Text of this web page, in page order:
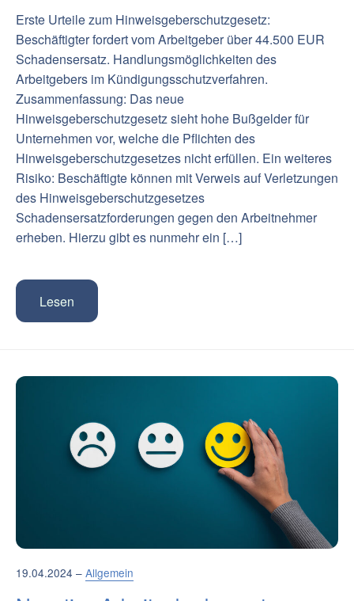
Erste Urteile zum Hinweisgeberschutzgesetz:
Beschäftigter fordert vom Arbeitgeber über 44.500 EUR
Schadensersatz. Handlungsmöglichkeiten des
Arbeitgebers im Kündigungsschutzverfahren.
Zusammenfassung: Das neue
Hinweisgeberschutzgesetz sieht hohe Bußgelder für
Unternehmen vor, welche die Pflichten des
Hinweisgeberschutzgesetzes nicht erfüllen. Ein weiteres
Risiko: Beschäftigte können mit Verweis auf Verletzungen
des Hinweisgeberschutzgesetzes
Schadensersatzforderungen gegen den Arbeitnehmer
erheben. Hierzu gibt es nunmehr ein […]
Lesen
19.04.2024 – Allgemein